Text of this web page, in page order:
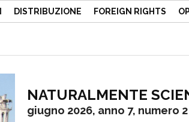
DISTRIBUZIONE FOREIGN RIGHTS
NATURALMENTE
giugno 2026, anno 7, numero 2